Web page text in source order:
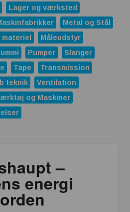
Lager og værksted
Metal og Stål
materiel
Måleudstyr
Pumper
Slanger
Tape
Transmission
teknik
Ventilation
og Maskiner
–
energi